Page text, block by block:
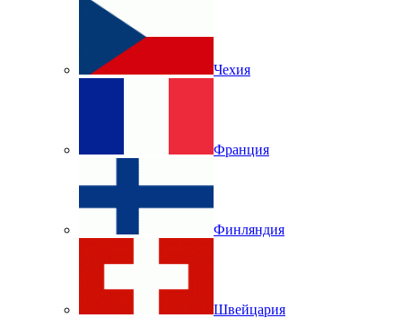
Чехия
Франция
Финляндия
Швейцария